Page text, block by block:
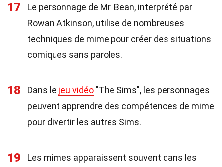
17
Le personnage de Mr. Bean, interprété par
Rowan Atkinson, utilise de nombreuses
techniques de mime pour créer des situations
comiques sans paroles.
18 Dans le jeu vidéo "The Sims", les personnages
peuvent apprendre des compétences de mime
pour divertir les autres Sims.
19
Les mimes apparaissent souvent dans les